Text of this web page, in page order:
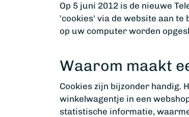
Op 5 juni 2012 is de nieuwe
'cookies' via de website aan te
op uw computer worden
Waarom maakt
Cookies zijn bijzonder handig.
winkelwagentje in een
statistische informatie,